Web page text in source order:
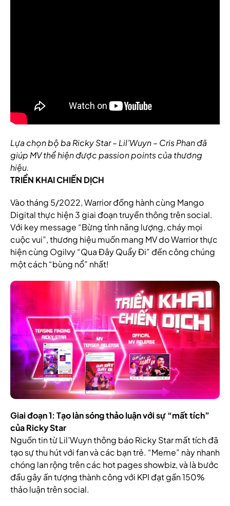
Lựa chọn bộ ba Ricky Star – Lil’Wuyn – Cris Phan đã
giúp MV thể hiện được passion points của thương
hiệu.
TRIỂN KHAI CHIẾN DỊCH
Vào tháng 5/2022, Warrior đồng hành cùng Mango
Digital thực hiện 3 giai đoạn truyền thông trên social.
Với key message “Bừng tỉnh năng lượng, cháy mọi
cuộc vui”, thương hiệu muốn mang MV do Warrior thực
hiện cùng Ogilvy “Qua Đây Quẩy Đi” đến công chúng
một cách “bùng nổ” nhất!
Giai đoạn 1: Tạo làn sóng thảo luận với sự “mất tích”
của Ricky Star
Nguồn tin từ Lil’Wuyn thông báo Ricky Star mất tích đã
tạo sự thu hút với fan và các bạn trẻ. “Meme” này nhanh
chóng lan rộng trên các hot pages showbiz, và là bước
đầu gây ấn tượng thành công với KPI đạt gần 150%
thảo luận trên social.